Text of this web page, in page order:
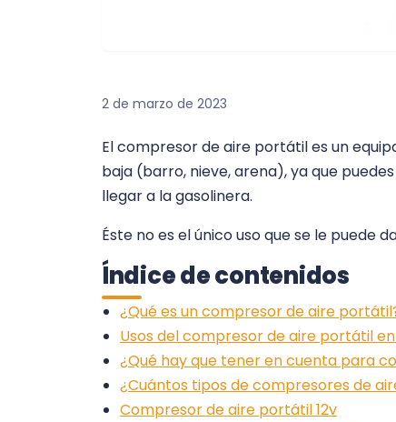
2 de marzo de 2023
El compresor de aire portátil es un
baja (barro, nieve, arena), ya que
llegar a la gasolinera.
Éste no es el único uso que se le puede
Índice de contenidos
¿Qué es un compresor de aire
Usos del compresor de aire portátil
¿Qué hay que tener en cuenta para
¿Cuántos tipos de compresores de
Compresor de aire portátil 12v